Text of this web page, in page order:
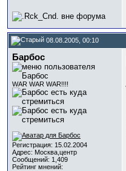
08.08.2005, 00:10
Барбос
WAR WAR WAR!!!!
Регистрация: 15.02.2004
Адрес: Москва,центр
Сообщений: 1,409
Рейтинг мнений: